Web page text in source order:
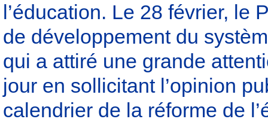
l’éducation. Le 28 février, le
de développement du
qui a attiré une grande
jour en sollicitant l’opinion
calendrier de la réforme de